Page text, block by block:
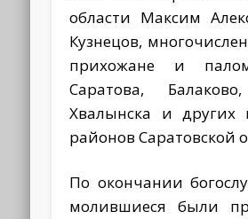
области Максим
Кузнецов,
прихожане и
Саратова,
Хвалынска и других
районов Саратовской
По окончании
молившиеся были